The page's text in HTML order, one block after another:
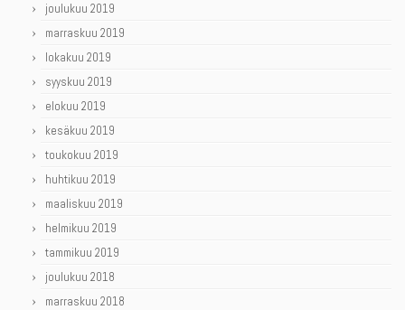
joulukuu 2019
marraskuu 2019
lokakuu 2019
syyskuu 2019
elokuu 2019
kesäkuu 2019
toukokuu 2019
huhtikuu 2019
maaliskuu 2019
helmikuu 2019
tammikuu 2019
joulukuu 2018
marraskuu 2018